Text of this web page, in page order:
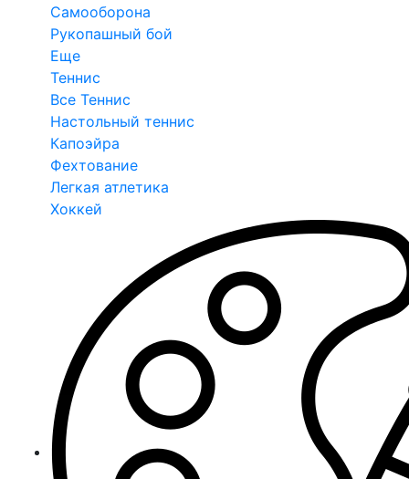
Самооборона
Рукопашный бой
Еще
Теннис
Все Теннис
Настольный теннис
Капоэйра
Фехтование
Легкая атлетика
Хоккей